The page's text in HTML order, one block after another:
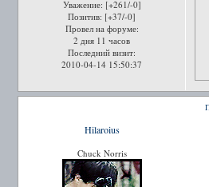
Уважение: [+261/-0]
Позитив: [+37/-0]
Провел на форуме:
2 дня 11 часов
Последний визит:
2010-04-14 15:50:37
Hilaroius
Chuck Norris